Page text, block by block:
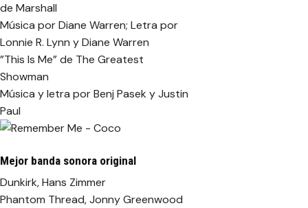
de Marshall
Música por Diane Warren; Letra por
Lonnie R. Lynn y Diane Warren
”This Is Me” de The Greatest
Showman
Música y letra por Benj Pasek y Justin
Paul
Mejor banda sonora original
Dunkirk, Hans Zimmer
Phantom Thread, Jonny Greenwood